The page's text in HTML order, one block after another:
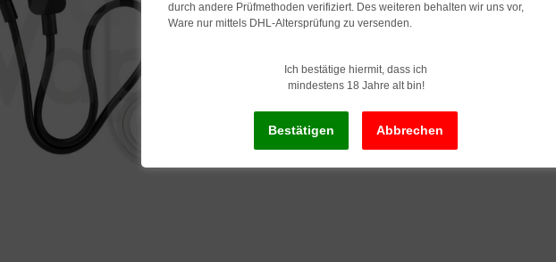
durch andere Prüfmethoden verifiziert. Des weiteren behalten wir uns vor,
Ware nur mittels DHL-Altersprüfung zu versenden.
Ich bestätige hiermit, dass ich
mindestens 18 Jahre alt bin!